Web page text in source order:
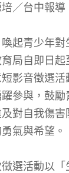
培／台中報導
起青少年
局自即日起
影音徵選
參與，鼓
對自我傷
氣與希望。
選活動以「